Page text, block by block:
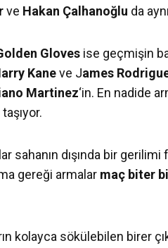
ve Hakan Çalhanoğlu da
Gloves ise geçmişin
Kaneve James
Martinez‘in. En nadide
sahanın dışında bir gerilimi
gereği armalar maç biter
kolayca sökülebilen birer